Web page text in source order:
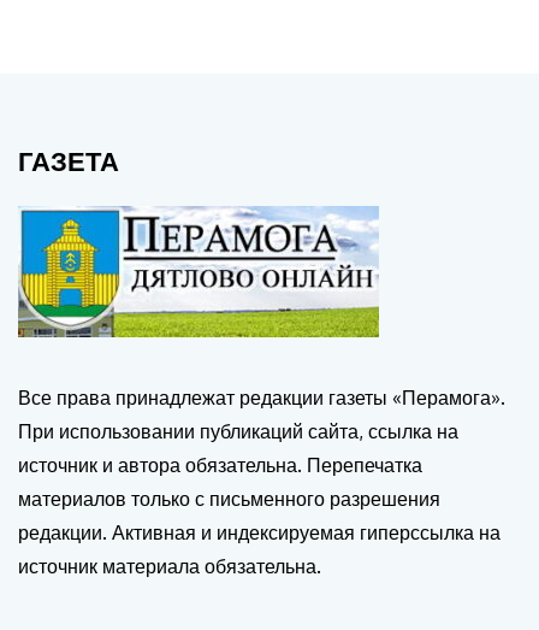
ГАЗЕТА
Все права принадлежат редакции газеты «Перамога».
При использовании публикаций сайта, ссылка на
источник и автора обязательна. Перепечатка
материалов только с письменного разрешения
редакции. Активная и индексируемая гиперссылка на
источник материала обязательна.